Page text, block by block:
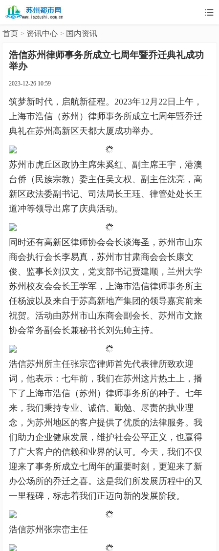

首页 > 资讯中心 > 国内资讯
浩信苏州律师事务所成立七周年暨乔迁典礼成功
举办
2023-12-26 10:59
筑梦新时代，启航新征程。2023年12月22日上午，
上海市浩信（苏州）律师事务所成立七周年暨乔迁
典礼在苏州高新区天都大厦成功举办。
苏州市虎丘区政协主席朱奚红、副主席王宇，港澳
台侨（民族宗教）委主任吴文权、副主任沈亮，高
新区政法委副书记、司法局长王珏、律管处处长王
道冲等领导出席了庆典活动。
同时还有高新区律师协会会长谈海圣，苏州市山东
商会执行会长李易真，苏州市甘肃商会会长康文
俊、监事长刘汉文，党支部书记贾建顺，兰州大学
苏州校友会会长王学军，上海市浩信律师事务所主
任杨波以及来自于苏高新地产集团的领导嘉宾前来
祝贺。活动由苏州市山东商会副会长、苏州市文旅
协会常务副会长兼秘书长刘先帅主持。
浩信苏州所主任张宗峦律师首先代表律所致欢迎
词，他表示：七年前，我们在苏州这片热土上，播
下了上海市浩信（苏州）律师事务所的种子。七年
来，我们秉持专业、诚信、勤勉、尽责的执业理
念，为苏州地区的客户提供了优质的法律服务。我
们助力企业健康发展，维护社会公平正义，也赢得
了广大客户的信赖和业界的认可。今天，我们不仅
迎来了事务所成立七周年的重要时刻，更迎来了新
办公场所的乔迁之喜。这是我们所发展历程中的又
一里程碑，标志着我们正迈向新的发展阶段。
浩信苏州张宗峦主任